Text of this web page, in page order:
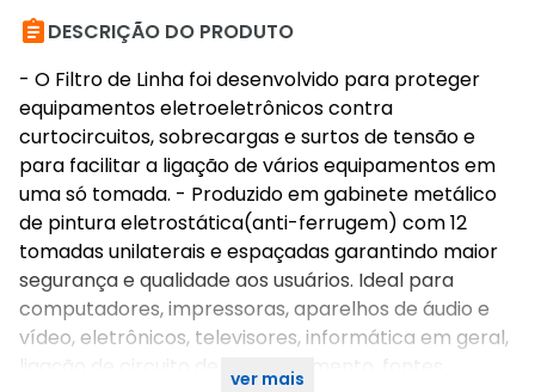
DESCRIÇÃO DO PRODUTO
- O Filtro de Linha foi desenvolvido para proteger
equipamentos eletroeletrônicos contra
curtocircuitos, sobrecargas e surtos de tensão e
para facilitar a ligação de vários equipamentos em
uma só tomada. - Produzido em gabinete metálico
de pintura eletrostática(anti-ferrugem) com 12
tomadas unilaterais e espaçadas garantindo maior
segurança e qualidade aos usuários. Ideal para
computadores, impressoras, aparelhos de áudio e
vídeo, eletrônicos, televisores, informática em geral,
ligação de circuito de monitoramento, fontes
ver mais